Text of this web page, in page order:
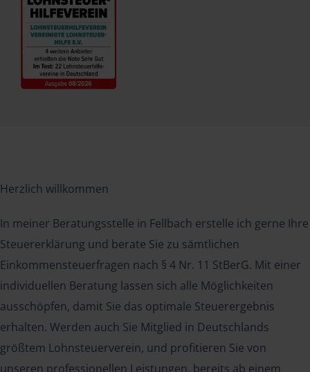
Herzlich willkommen
In meiner Beratungsstelle in Fellbach erstelle ich gerne Ihre
Steuererklärung und berate Sie zu sämtlichen
Einkommensteuerfragen nach § 4 Nr. 11 StBerG. Mit einer
individuellen Beratung lassen sich alle Möglichkeiten
ausschöpfen, damit Sie das optimale Steuerergebnis
erhalten. Werden auch Sie Mitglied in Deutschlands
größtem Lohnsteuerverein, und profitieren Sie von
unseren professionellen Leistungen, bereits ab einem